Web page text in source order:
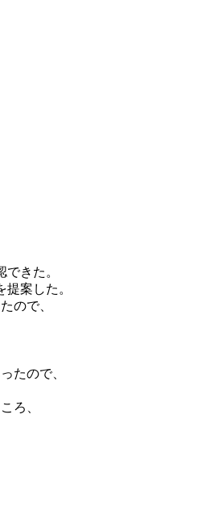
きた。
案した。
ので、
たので、
ろ、